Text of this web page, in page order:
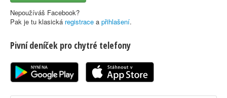
Nápověda
Registrace
Nepoužíváš Facebook?
Pak je tu klasická registrace a přihlašení.
Pivní deníček pro chytré telefony